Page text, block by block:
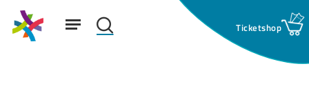
Skip
mainSuchfeld: search
Menu